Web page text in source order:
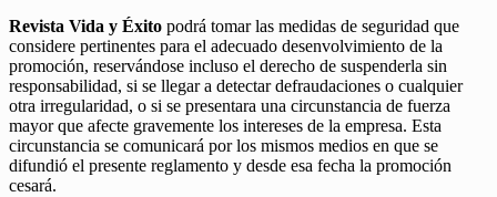
Revista Vida y Éxito podrá tomar las medidas de seguridad que
considere pertinentes para el adecuado desenvolvimiento de la
promoción, reservándose incluso el derecho de suspenderla sin
responsabilidad, si se llegar a detectar defraudaciones o cualquier
otra irregularidad, o si se presentara una circunstancia de fuerza
mayor que afecte gravemente los intereses de la empresa. Esta
circunstancia se comunicará por los mismos medios en que se
difundió el presente reglamento y desde esa fecha la promoción
cesará.